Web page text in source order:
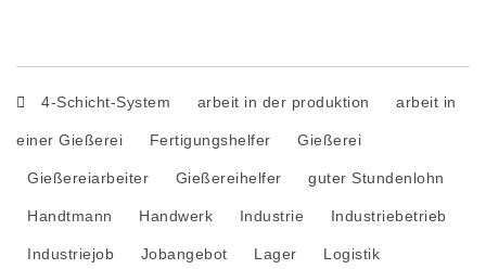
4-Schicht-System arbeit in der produktion arbeit in
einer Gießerei Fertigungshelfer Gießerei
Gießereiarbeiter Gießereihelfer guter Stundenlohn
Handtmann Handwerk Industrie Industriebetrieb
Industriejob Jobangebot Lager Logistik